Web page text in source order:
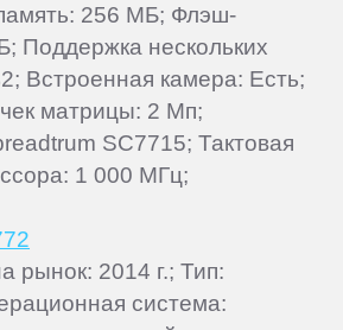
256 МБ; Флэш-
Поддержка нескольких
Встроенная камера: Есть;
матрицы: 2 Мп;
SC7715; Тактовая
1 000 МГц;
рынок: 2014 г.; Тип:
система: